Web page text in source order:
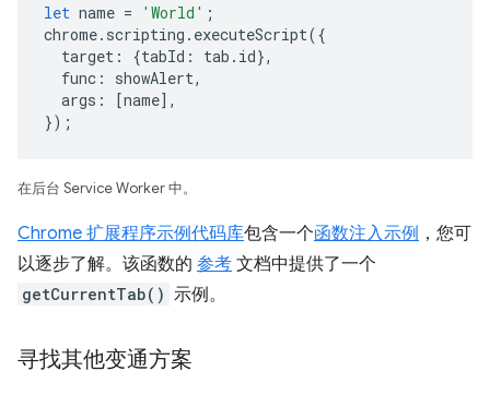
let name = 'World' ;
chrome. scripting . executeScript({
target : {tabId : tab . id},
func : showAlert,
args : [name],
});
在后台 Service Worker 中。
Chrome 扩展程序示例代码库包含一个函数注入示例 ，您可
以逐步了解。该函数的 参考 文档中提供了一个
getCurrentTab() 示例。
寻找其他变通方案